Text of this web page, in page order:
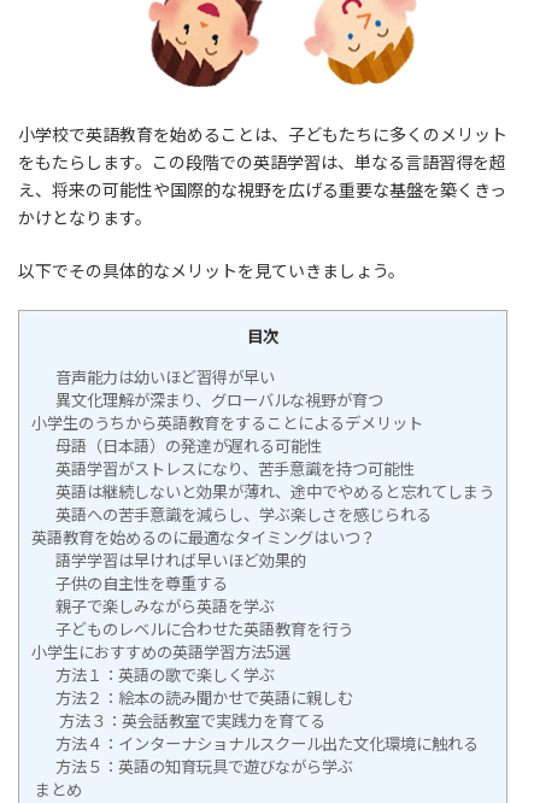
小学校で英語教育を始めることは、子どもたちに多くのメリット
をもたらします。この段階での英語学習は、単なる言語習得を超
え、将来の可能性や国際的な視野を広げる重要な基盤を築くきっ
かけとなります。
以下でその具体的なメリットを見ていきましょう。
目次
音声能力は幼いほど習得が早い
異文化理解が深まり、グローバルな視野が育つ
小学生のうちから英語教育をすることによるデメリット
母語（日本語）の発達が遅れる可能性
英語学習がストレスになり、苦手意識を持つ可能性
英語は継続しないと効果が薄れ、途中でやめると忘れてしまう
英語への苦手意識を減らし、学ぶ楽しさを感じられる
英語教育を始めるのに最適なタイミングはいつ？
語学学習は早ければ早いほど効果的
子供の自主性を尊重する
親子で楽しみながら英語を学ぶ
子どものレベルに合わせた英語教育を行う
小学生におすすめの英語学習方法5選
方法１：英語の歌で楽しく学ぶ
方法２：絵本の読み聞かせで英語に親しむ
方法３：英会話教室で実践力を育てる
方法４：インターナショナルスクール出た文化環境に触れる
方法５：英語の知育玩具で遊びながら学ぶ
まとめ